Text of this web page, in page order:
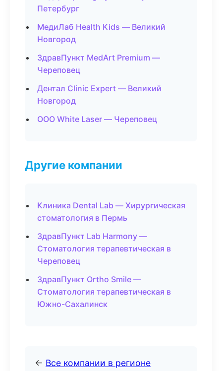
Петербург
МедиЛаб Health Kids — Великий
Новгород
ЗдравПункт MedArt Premium —
Череповец
Дентал Clinic Expert — Великий
Новгород
ООО White Laser — Череповец
Другие компании
Клиника Dental Lab — Хирургическая
стоматология в Пермь
ЗдравПункт Lab Harmony —
Стоматология терапевтическая в
Череповец
ЗдравПункт Ortho Smile —
Стоматология терапевтическая в
Южно-Сахалинск
← Все компании в регионе